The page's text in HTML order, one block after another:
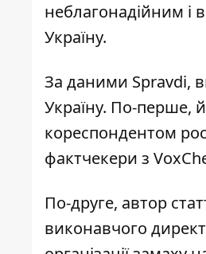
неблагонадійним і
Україну.
За даними Spravdi,
Україну. По-перше,
кореспондентом
фактчекери з
По-друге, автор
виконавчого